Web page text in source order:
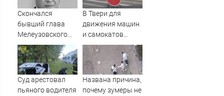
Скончался
бывший глава
Мелеузовского
района Башкирии
Малик Вахитов
В Твери для
движения машин
и самокатов
закрывают 3
улицы
Суд арестовал
пьяного водителя
Названа причина,
почему зумеры не